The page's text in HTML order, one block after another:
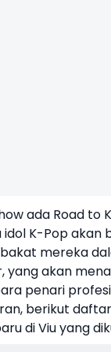
ada Road to
K-Pop akan
mereka
yang akan
penari
berikut
di Viu yang